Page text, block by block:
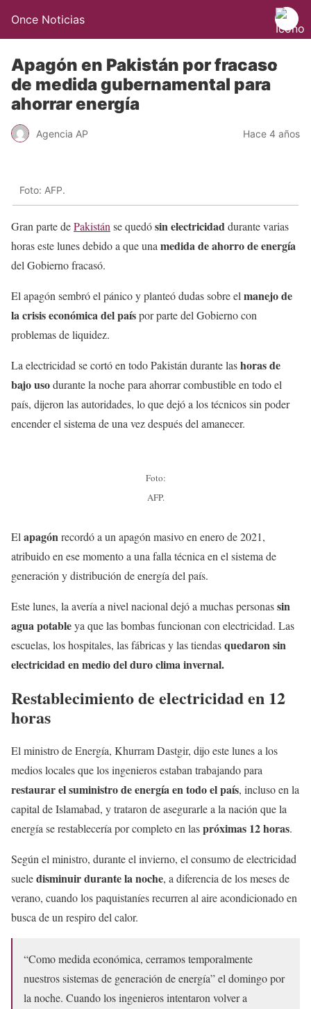
Once Noticias
Apagón en Pakistán por fracaso
de medida gubernamental para
ahorrar energía
Agencia AP Hace 4 años
Foto: AFP.
Gran parte dePakistán se quedósin electricidaddurante varias
horas este lunes debido a que una medida de ahorro de energía
del Gobierno fracasó.
El apagón sembró el pánico y planteó dudas sobre el manejo de
la crisis económica del paíspor parte del Gobierno con
problemas de liquidez.
La electricidad se cortó en todo Pakistán durante lashoras de
bajo usodurante la noche para ahorrar combustible en todo el
país, dijeron las autoridades, lo que dejó a los técnicos sin poder
encender el sistema de una vez después del amanecer.
Foto:
AFP.
Elapagónrecordó a un apagón masivo en enero de 2021,
atribuido en ese momento a una falla técnica en el sistema de
generación y distribución de energía del país.
Este lunes, la avería a nivel nacional dejó a muchas personassin
agua potableya que las bombas funcionan con electricidad. Las
escuelas, los hospitales, las fábricas y las tiendasquedaron sin
electricidad en medio del duro clima invernal.
Restablecimiento de electricidad en 12
horas
El ministro de Energía, Khurram Dastgir, dijo este lunes a los
medios locales que los ingenieros estaban trabajando para
restaurar el suministro de energía en todo el país, incluso en la
capital de Islamabad, y trataron de asegurarle a la nación que la
energía se restablecería por completo en laspróximas 12 horas.
Según el ministro, durante el invierno, el consumo de electricidad
sueledisminuir durante la noche, a diferencia de los meses de
verano, cuando los paquistaníes recurren al aire acondicionado en
busca de un respiro del calor.
“Como medida económica, cerramos temporalmente
nuestros sistemas de generación de energía” el domingo por
la noche. Cuando los ingenieros intentaron volver a